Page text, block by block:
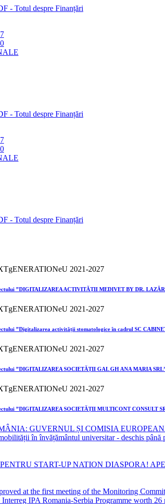
”DIGITALIZAREA ACTIVITĂȚII MEDIVET BY DR. LAZĂR
”Digitalizarea activității stomatologice în cadrul SC
”DIGITALIZAREA SOCIETĂȚII GAL GH ANA MARIA
”DIGITALIZAREA SOCIETĂȚII MULTICONT CONSULT
GUVERNUL ȘI COMISIA
în învățământul universitar - deschis până
START-UP NATION DIASPORA!
at the first meeting of the Monitoring
IPA Romania-Serbia Programme worth